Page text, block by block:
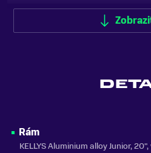
VLASTNOSTI BICYKLA
s prehadzovačkou
Rám
KELLYS Aluminium alloy Junior,